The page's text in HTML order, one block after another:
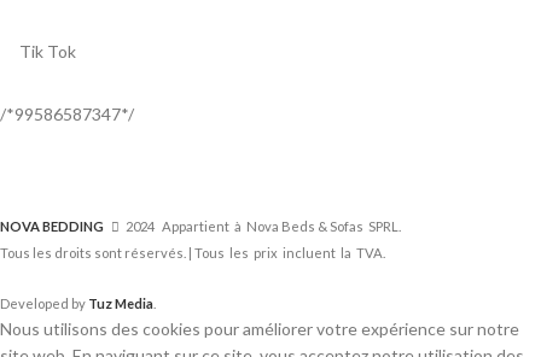
Tik Tok
/*99586587347*/
NOVA BEDDING
2024 Appartient à Nova Beds & Sofas SPRL.
Tous les droits sont réservés. | Tous les prix incluent la TVA.
Developed by Tuz Media
Nous utilisons des cookies pour améliorer votre expérience sur notre